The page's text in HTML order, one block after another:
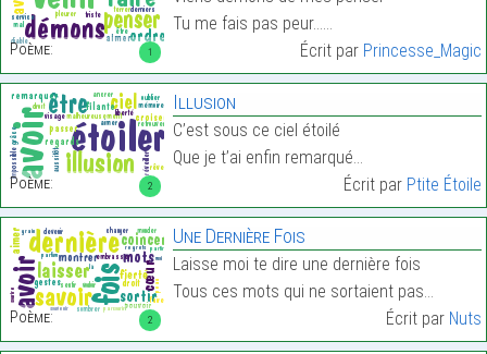
1
Poème:
Tu me fais pas peur……
Écrit par Princesse_Magic
2
Poème:
Illusion
C’est sous ce ciel étoilé
Que je t’ai enfin remarqué…
Écrit par Ptite Étoile
2
Poème:
Une Dernière Fois
Laisse moi te dire une dernière fois
Tous ces mots qui ne sortaient pas…
Écrit par Nuts